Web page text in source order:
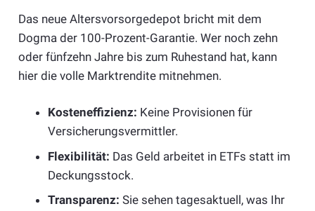
Das neue Altersvorsorgedepot bricht mit dem
Dogma der 100-Prozent-Garantie. Wer noch zehn
oder fünfzehn Jahre bis zum Ruhestand hat, kann
hier die volle Marktrendite mitnehmen.
Kosteneffizienz: Keine Provisionen für
Versicherungsvermittler.
Flexibilität: Das Geld arbeitet in ETFs statt im
Deckungsstock.
Transparenz: Sie sehen tagesaktuell, was Ihr